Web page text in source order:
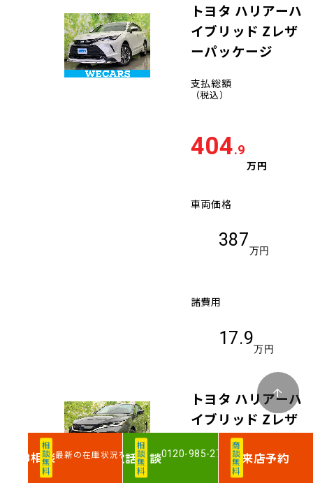
トヨタ ハリアーハ
イブリッド Zレザ
ーパッケージ
支払総額
（税込）
404.9
万円
車両価格
387
万円
諸費用
17.9
万円
トヨタ ハリアーハ
イブリッド Zレザ
ーパッケージ
相談無料
WEB相談最新の在庫状況を確認
相談無料
電話相談0120-985-276 商談無料来店予約